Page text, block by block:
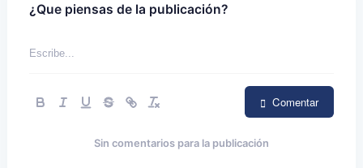
¿Que piensas de la publicación?
Comentar
Sin comentarios para la publicación